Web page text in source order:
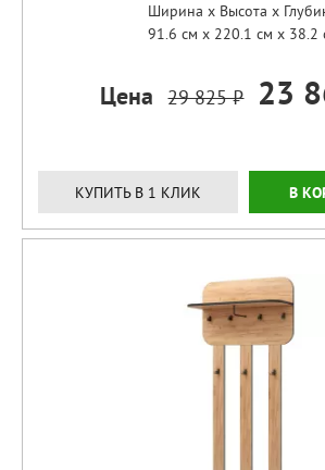
Ширина x Высота x
91.6 см x 220.1 см x 38.2
Цена 29 825 ₽ 23
КУПИТЬ В 1 КЛИК